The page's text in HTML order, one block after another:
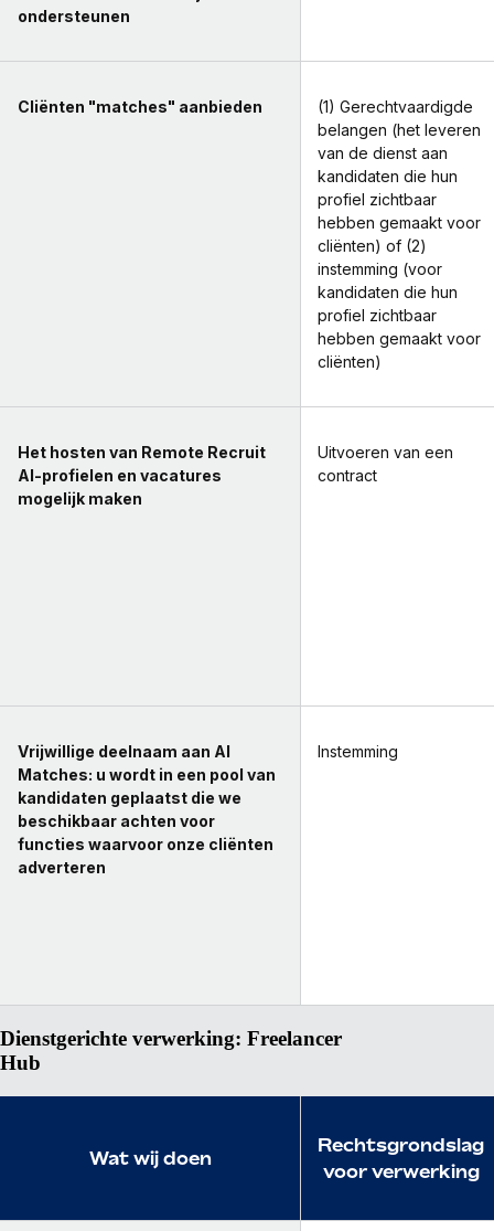
ondersteunen
Cliënten "matches" aanbieden
(1) Gerechtvaardigde
belangen (het leveren
van de dienst aan
kandidaten die hun
profiel zichtbaar
hebben gemaakt voor
cliënten) of (2)
instemming (voor
kandidaten die hun
profiel zichtbaar
hebben gemaakt voor
cliënten)
Het hosten van Remote Recruit
AI-profielen en vacatures
mogelijk maken
Uitvoeren van een
contract
Vrijwillige deelnaam aan AI
Matches: u wordt in een pool van
kandidaten geplaatst die we
beschikbaar achten voor
functies waarvoor onze cliënten
adverteren
Instemming
Dienstgerichte verwerking: Freelancer
Hub
Wat wij doen
Rechtsgrondslag
voor verwerking